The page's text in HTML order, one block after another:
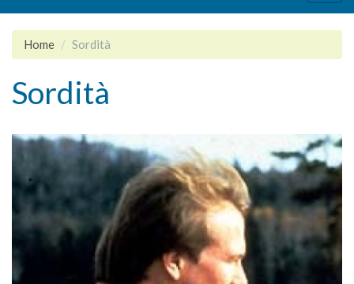
Home Sordità
Sordità